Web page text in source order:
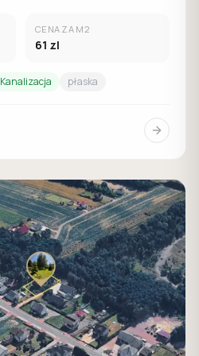
CENA ZA M2
61 zl
Kanalizacja płaska